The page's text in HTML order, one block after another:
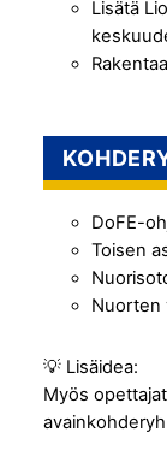
Lisätä
DoFE-
Toisen
Nuorten
💡 Lisäidea:
Myös